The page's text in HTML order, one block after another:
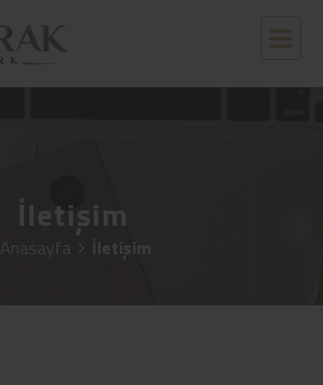
İletişim
Anasayfa İletişim